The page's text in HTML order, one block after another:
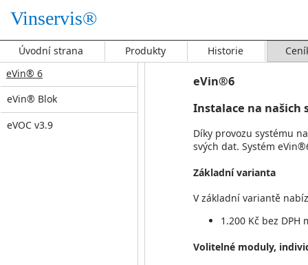
Vinservis®
Úvodní strana Produkty Historie
eVin® 6
eVin® Blok
eVOC v3.9
eVin®6
Instalace na našich
Díky provozu systému
svých dat. Systém
Základní varianta
V základní variantě
1.200 Kč bez
Volitelné moduly,